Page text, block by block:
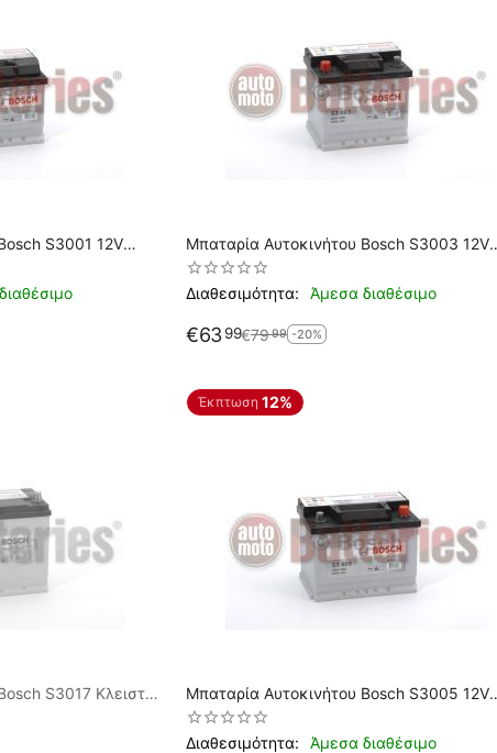
S3001 12V
Μπαταρία Αυτοκινήτου Bosch S3003 12V
45AH-400EN A-Εκκίνησης
Διαθεσιμότητα:
Άμεσα διαθέσιμο
€6399€7999 -20%
S3017 Κλειστού
Έκπτωση 12%
Μπαταρία Αυτοκινήτου Bosch S3005 12V
56AH-480EN A-Εκκίνησης
Διαθεσιμότητα:
Άμεσα διαθέσιμο